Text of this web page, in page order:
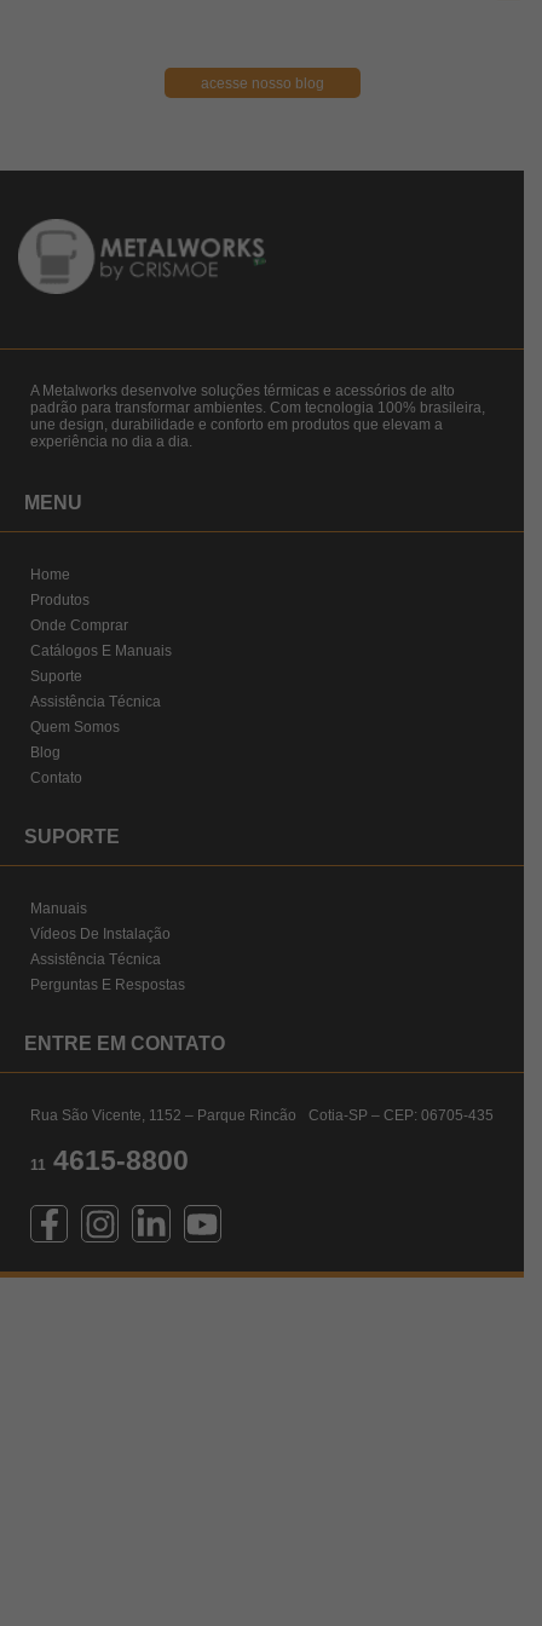
acesse nosso blog
A Metalworks desenvolve soluções térmicas e acessórios de alto
padrão para transformar ambientes. Com tecnologia 100% brasileira,
une design, durabilidade e conforto em produtos que elevam a
experiência no dia a dia.
MENU
Home
Produtos
Onde Comprar
Catálogos E Manuais
Suporte
Assistência Técnica
Quem Somos
Blog
Contato
SUPORTE
Manuais
Vídeos De Instalação
Assistência Técnica
Perguntas E Respostas
ENTRE EM CONTATO
Rua São Vicente, 1152 – Parque Rincão Cotia-SP – CEP: 06705-435
11 4615-8800